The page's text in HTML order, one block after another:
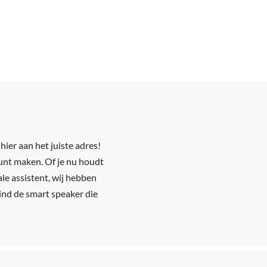
aan het juiste adres!
maken. Of je nu houdt
assistent, wij hebben
de smart speaker die